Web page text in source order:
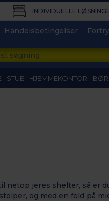
INDIVIDUELLE
Handelsbetingelser
STUE HJEMMEKONTOR
netop jeres shelter, så er
og med en fold på